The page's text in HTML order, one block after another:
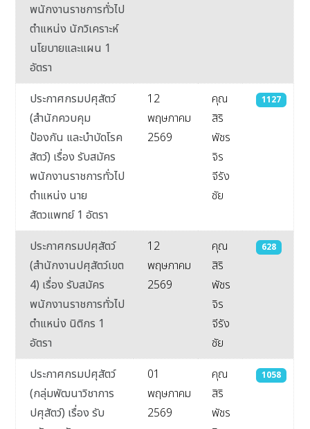
พนักงานราชการทั่วไป
ตำแหน่ง นักวิเคราะห์
นโยบายและแผน 1
อัตรา
ประกาศกรมปศุสัตว์
(สำนักควบคุม
ป้องกัน และบำบัดโรค
สัตว์) เรื่อง รับสมัคร
พนักงานราชการทั่วไป
ตำแหน่ง นาย
สัตวแพทย์ 1 อัตรา
12
พฤษภาคม
2569
คุณ
สิริ
พัชร
จิร
จีรัง
ชัย
1127
ประกาศกรมปศุสัตว์
(สำนักงานปศุสัตว์เขต
4) เรื่อง รับสมัคร
พนักงานราชการทั่วไป
ตำแหน่ง นิติกร 1
อัตรา
12
พฤษภาคม
2569
คุณ
สิริ
พัชร
จิร
จีรัง
ชัย
628
ประกาศกรมปศุสัตว์
(กลุ่มพัฒนาวิชาการ
ปศุสัตว์) เรื่อง รับ
01
พฤษภาคม
2569
คุณ
สิริ
พัชร
1058